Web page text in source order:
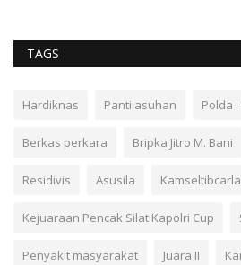
TAGS
Hardiknas Panti asuhan Polda .
Berkas perkara Bripka Jitro M. Bani
Residivis Asusila
Kejuaraan Pencak Silat Kapolri Cup
Penyakit masyarakat Juara II